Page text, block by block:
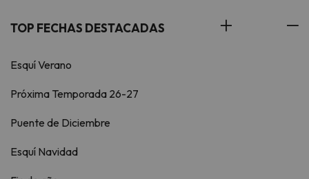
TOP FECHAS DESTACADAS
Esquí Verano
Próxima Temporada 26-27
Puente de Diciembre
Esquí Navidad